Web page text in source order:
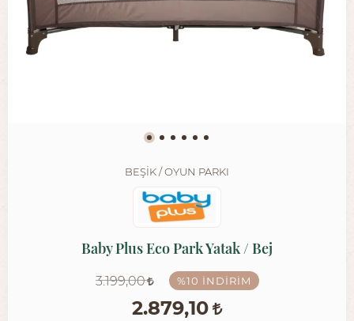
BEŞIK / OYUN PARKI
Baby Plus Eco Park Yatak / Bej
3.199,00 %10 İNDIRIM
2.879,10